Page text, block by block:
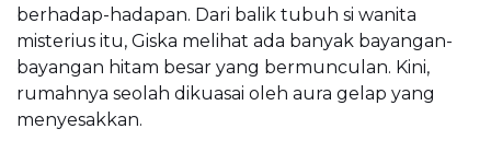
berhadap-hadapan. Dari balik tubuh si wanita
misterius itu, Giska melihat ada banyak bayangan-
bayangan hitam besar yang bermunculan. Kini,
rumahnya seolah dikuasai oleh aura gelap yang
menyesakkan.